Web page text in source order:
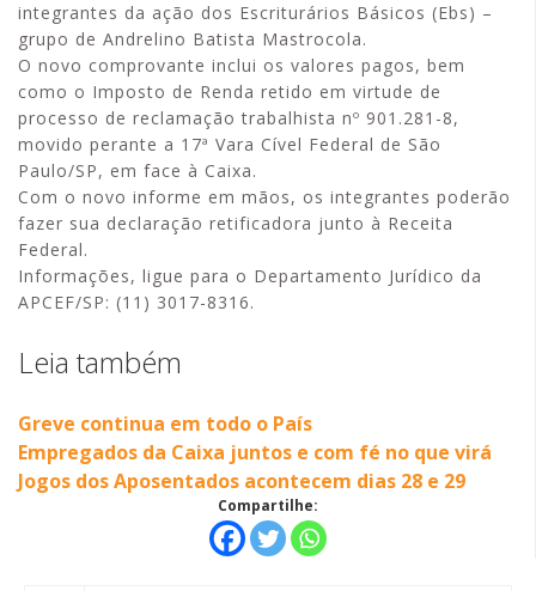
integrantes da ação dos Escriturários Básicos (Ebs) –
grupo de Andrelino Batista Mastrocola.
O novo comprovante inclui os valores pagos, bem
como o Imposto de Renda retido em virtude de
processo de reclamação trabalhista nº 901.281-8,
movido perante a 17ª Vara Cível Federal de São
Paulo/SP, em face à Caixa.
Com o novo informe em mãos, os integrantes poderão
fazer sua declaração retificadora junto à Receita
Federal.
Informações, ligue para o Departamento Jurídico da
APCEF/SP: (11) 3017-8316.
Leia também
Greve continua em todo o País
Empregados da Caixa juntos e com fé no que virá
Jogos dos Aposentados acontecem dias 28 e 29
Compartilhe: